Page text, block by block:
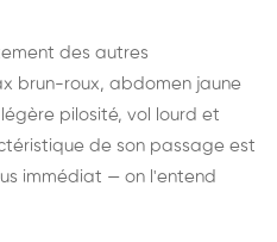
des autres
brun-roux, abdomen jaune
pilosité, vol lourd et
de son passage est
immédiat — on l'entend